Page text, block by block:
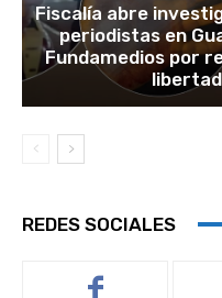
Fiscalía abre
periodistas en
Fundamedios por
REDES SOCIALES